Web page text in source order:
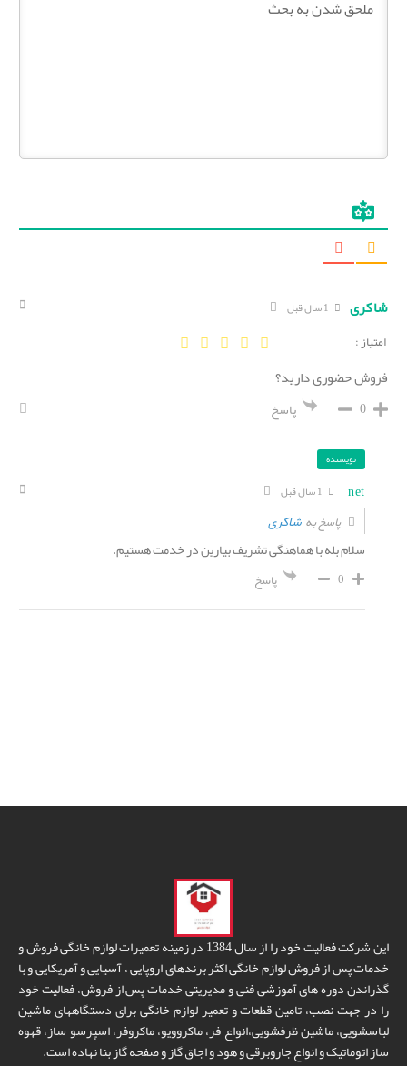
شاکری
امتیاز :
فروش حضوری دارید؟
0 پاسخ
نویسنده
net
پاسخ بهشاکری
سلام بله با هماهنگی تشریف بیارین در خدمت هستیم.
0 پاسخ
این شرکت فعالیت خود را از سال 1384 در زمینه تعمیرات لوازم خانگی فروش و
خدمات پس از فروش لوازم خانگی اکثر برندهای اروپایی ، آسیایی و آمریکایی و با
گذراندن دوره های آموزشی فنی و مدیریتی خدمات پس از فروش، فعالیت خود
را در جهت نصب، تامین قطعات و تعمیر لوازم خانگی برای دستگاههای ماشین
لباسشویی، ماشین ظرفشویی،انواع فر، ماکروویو، ماکروفر، اسپرسو ساز، قهوه
ساز اتوماتیک و انواع جاروبرقی و هود و اجاق گاز و صفحه گاز بنا نهاده است.